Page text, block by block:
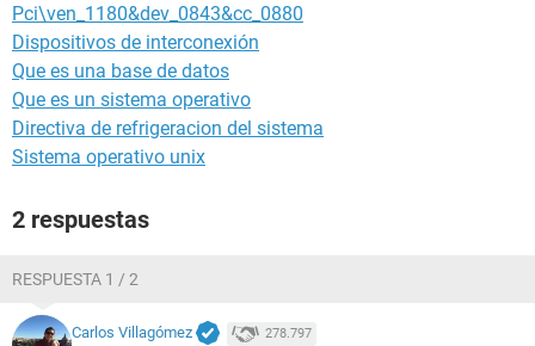
Pci\ven_1180&dev_0843&cc_0880
Dispositivos de interconexión
Que es una base de datos
Que es un sistema operativo
Directiva de refrigeracion del sistema
Sistema operativo unix
2 respuestas
RESPUESTA 1 / 2
Carlos Villagómez 278.797